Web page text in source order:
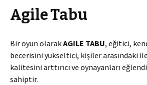
Agile Tabu
Bir oyun olarakAGILE TABU, eğitici,
becerisini yükseltici, kişiler arasındaki
kalitesini arttırıcı ve oynayanları
sahiptir.